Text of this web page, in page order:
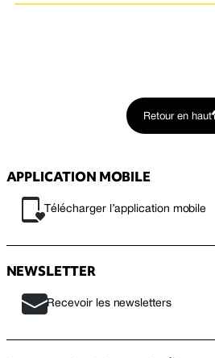
Retour en haut
APPLICATION MOBILE
Télécharger l’application mobile
NEWSLETTER
Recevoir les newsletters